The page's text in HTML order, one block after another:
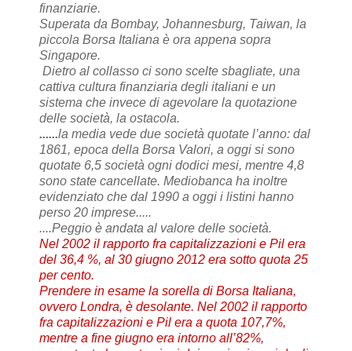
finanziarie.
Superata da Bombay, Johannesburg, Taiwan, la
piccola Borsa Italiana è ora appena sopra
Singapore.
Dietro al collasso ci sono scelte sbagliate, una
cattiva cultura finanziaria degli italiani e un
sistema che invece di agevolare la quotazione
delle società, la ostacola.
......la media vede due società quotate l’anno: dal
1861, epoca della Borsa Valori, a oggi si sono
quotate 6,5 società ogni dodici mesi, mentre 4,8
sono state cancellate. Mediobanca ha inoltre
evidenziato che dal 1990 a oggi i listini hanno
perso 20 imprese.....
....Peggio è andata al valore delle società.
Nel 2002 il rapporto fra capitalizzazioni e Pil era
del 36,4 %, al 30 giugno 2012 era sotto quota 25
per cento.
Prendere in esame la sorella di Borsa Italiana,
ovvero Londra, è desolante. Nel 2002 il rapporto
fra capitalizzazioni e Pil era a quota 107,7%,
mentre a fine giugno era intorno all’82%,